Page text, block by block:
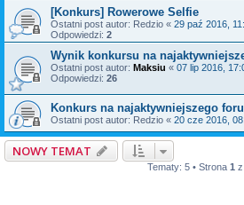
[Konkurs] Rowerowe Selfie
Ostatni post autor: Redzio « 29 paź 2016,
Odpowiedzi: 2
Wynik konkursu na
Ostatni post autor: Maksiu « 07 lip 2016,
Odpowiedzi: 26
Konkurs na najaktywniejszego
Ostatni post autor: Redzio « 20 cze 2016,
NOWY TEMAT
Tematy: 5 • Strona 1 z